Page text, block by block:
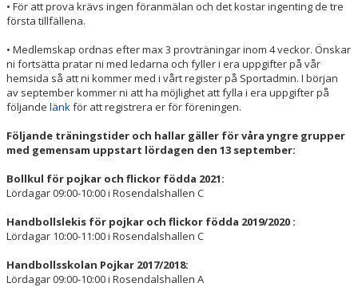
• För att prova krävs ingen föranmälan och det kostar ingenting de tre
första tillfällena.
• Medlemskap ordnas efter max 3 provträningar inom 4 veckor. Önskar
ni fortsätta pratar ni med ledarna och fyller i era uppgifter på vår
hemsida så att ni kommer med i vårt register på Sportadmin. I början
av september kommer ni att ha möjlighet att fylla i era uppgifter på
följande länk för att registrera er för föreningen.
Följande träningstider och hallar gäller för våra yngre grupper
med gemensam uppstart lördagen den 13 september:
Bollkul för pojkar och flickor födda 2021:
Lördagar 09:00-10:00 i Rosendalshallen C
Handbollslekis för pojkar och flickor födda 2019/2020 :
Lördagar 10:00-11:00 i Rosendalshallen C
Handbollsskolan Pojkar 2017/2018:
Lördagar 09:00-10:00 i Rosendalshallen A